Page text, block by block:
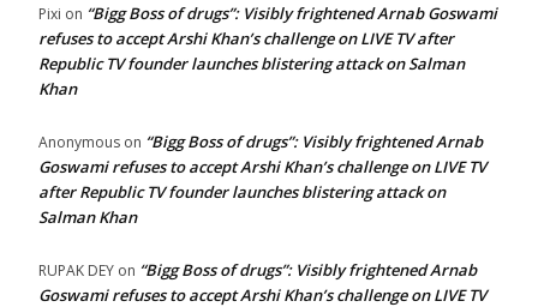
Pixi on “Bigg Boss of drugs”: Visibly frightened Arnab Goswami
refuses to accept Arshi Khan’s challenge on LIVE TV after
Republic TV founder launches blistering attack on Salman
Khan
Anonymous on “Bigg Boss of drugs”: Visibly frightened Arnab
Goswami refuses to accept Arshi Khan’s challenge on LIVE TV
after Republic TV founder launches blistering attack on
Salman Khan
RUPAK DEY on “Bigg Boss of drugs”: Visibly frightened Arnab
Goswami refuses to accept Arshi Khan’s challenge on LIVE TV